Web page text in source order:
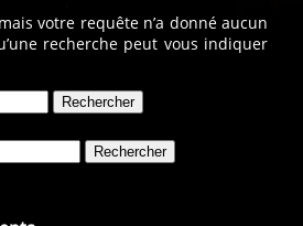
votre requête n’a donné aucun
recherche peut vous indiquer